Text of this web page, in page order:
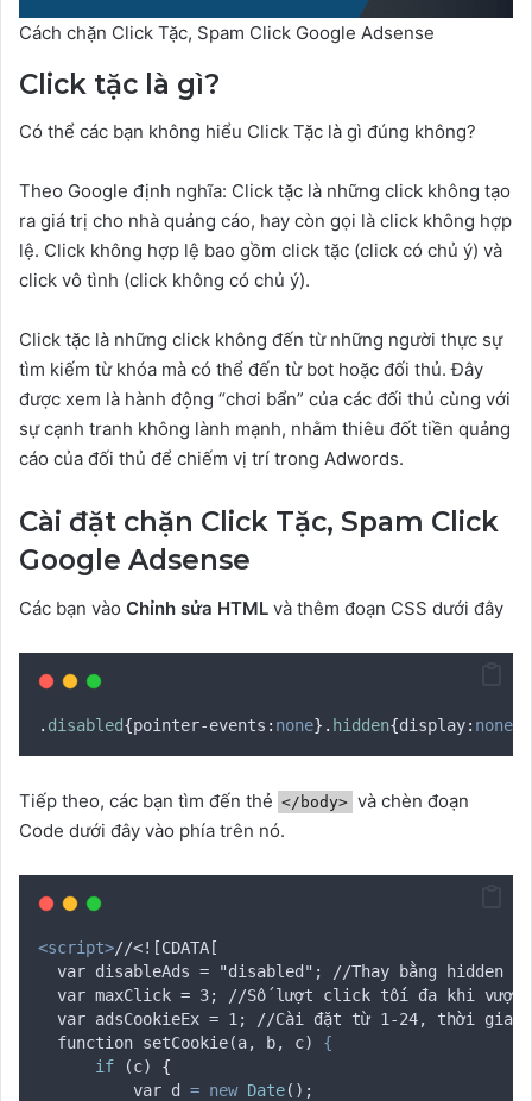
Cách chặn Click Tặc, Spam Click Google Adsense
Click tặc là gì?
Có thể các bạn không hiểu Click Tặc là gì đúng không?
Theo Google định nghĩa: Click tặc là những click không tạo
ra giá trị cho nhà quảng cáo, hay còn gọi là click không hợp
lệ. Click không hợp lệ bao gồm click tặc (click có chủ ý) và
click vô tình (click không có chủ ý).
Click tặc là những click không đến từ những người thực sự
tìm kiếm từ khóa mà có thể đến từ bot hoặc đối thủ. Đây
được xem là hành động “chơi bẩn” của các đối thủ cùng với
sự cạnh tranh không lành mạnh, nhằm thiêu đốt tiền quảng
cáo của đối thủ để chiếm vị trí trong Adwords.
Cài đặt chặn Click Tặc, Spam Click
Google Adsense
Các bạn vào Chỉnh sửa HTML và thêm đoạn CSS dưới đây
. disabled{pointer-events : none}. hidden{display: none
Tiếp theo, các bạn tìm đến thẻ </body> và chèn đoạn
Code dưới đây vào phía trên nó.
<script>//<![CDATA[
var disableAds = "disabled"; //Thay bằng hidden
var maxClick = 3; //Số lượt click tối đa khi
var adsCookieEx = 1; //Cài đặt từ 1-24, thời
	function setCookie(a, b, c)
{
if (c) {
	        var
d = new Date();